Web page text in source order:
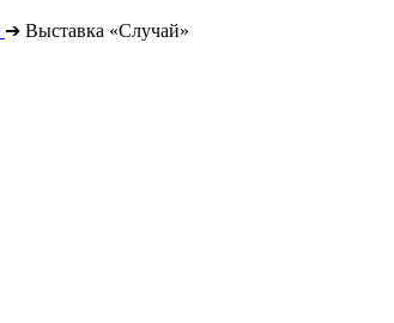
➔ Выставка «Случай»